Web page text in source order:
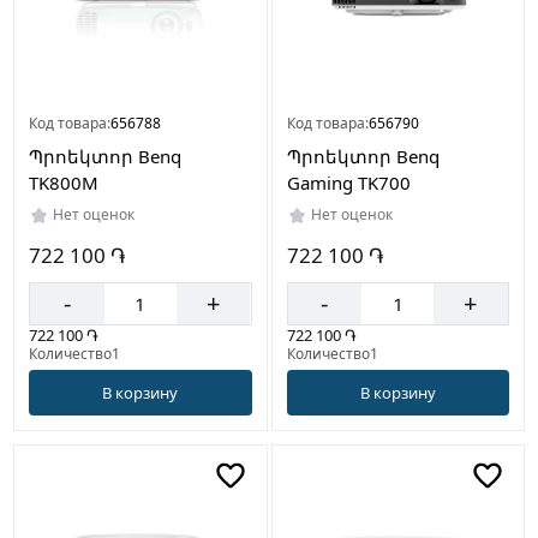
Код товара:656788
Պրոեկտոր Benq
TK800M
Нет оценок
722 100 ֏
- +
722 100 ֏
Количество1
В корзину
Код товара:656790
Պրոեկտոր Benq
Gaming TK700
Нет оценок
722 100 ֏
- +
722 100 ֏
Количество1
В корзину